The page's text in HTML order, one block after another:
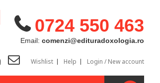
0724 550 463
Email: comenzi@edituradoxologia.ro
Wishlist Help Login / New account